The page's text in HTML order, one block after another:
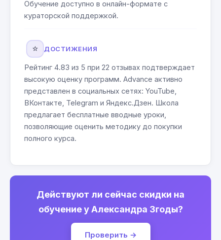
Обучение доступно в онлайн-формате с
кураторской поддержкой.
⭐ ДОСТИЖЕНИЯ
Рейтинг 4.83 из 5 при 22 отзывах подтверждает
высокую оценку программ. Advance активно
представлен в социальных сетях: YouTube,
ВКонтакте, Telegram и Яндекс.Дзен. Школа
предлагает бесплатные вводные уроки,
позволяющие оценить методику до покупки
полного курса.
Действуют ли сейчас скидки на
обучение у Александра Згоды?
Проверить →